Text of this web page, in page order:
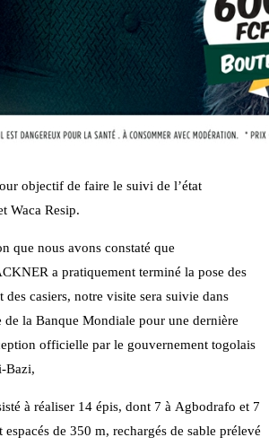
objectif de faire le suivi de l’état
Waca Resip.
que nous avons constaté que
a pratiquement terminé la pose des
des casiers, notre visite sera suivie dans
de la Banque Mondiale pour une dernière
officielle par le gouvernement togolais
Bazi,
à réaliser 14 épis, dont 7 à Agbodrafo et 7
de 350 m, rechargés de sable prélevé